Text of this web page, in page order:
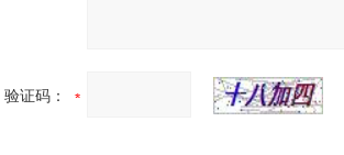
验证码：